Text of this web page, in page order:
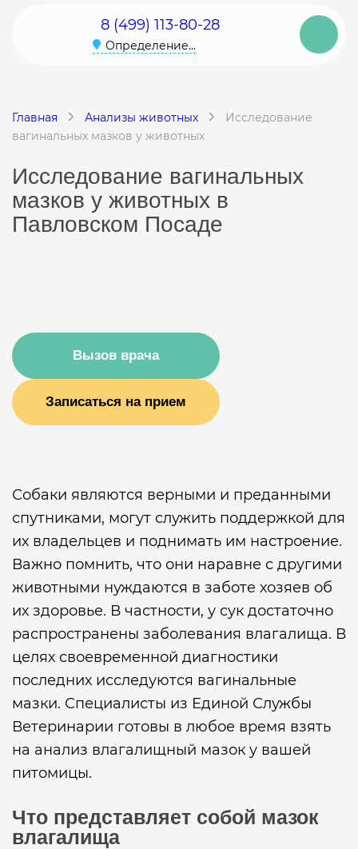
8 (499) 113-80-28
Определение...
Главная Анализы животных
Исследование
вагинальных мазков у животных
Исследование вагинальных
мазков у животных в
Павловском Посаде
Вызов врача
Записаться на прием
Собаки являются верными и преданными
спутниками, могут служить поддержкой для
их владельцев и поднимать им настроение.
Важно помнить, что они наравне с другими
животными нуждаются в заботе хозяев об
их здоровье. В частности, у сук достаточно
распространены заболевания влагалища. В
целях своевременной диагностики
последних исследуются вагинальные
мазки. Специалисты из Единой Службы
Ветеринарии готовы в любое время взять
на анализ влагалищный мазок у вашей
питомицы.
Что представляет собой мазок
влагалища